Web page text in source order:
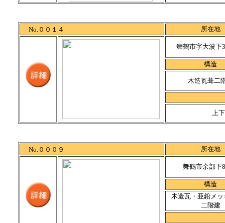
No.００１４ 所在地
舞鶴市字大波下
構造
木造瓦葺二
上
No.０００９ 所在地
舞鶴市余部下
構造
木造瓦・亜鉛メ
二階建